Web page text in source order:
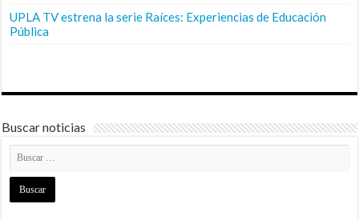
UPLA TV estrena la serie Raíces: Experiencias de Educación
Pública
Buscar noticias